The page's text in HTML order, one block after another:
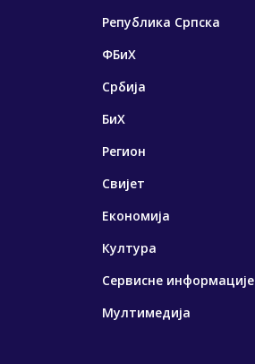
Република Српска
ФБиХ
Србија
БиХ
Регион
Свијет
Економија
Култура
Сервисне информације
Мултимедија